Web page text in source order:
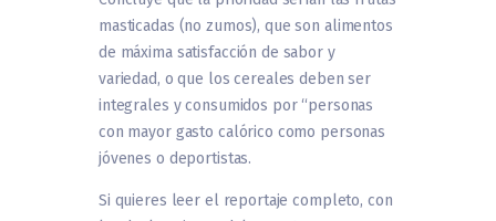
masticadas (no zumos), que son alimentos
de máxima satisfacción de sabor y
variedad, o que los cereales deben ser
integrales y consumidos por “personas
con mayor gasto calórico como personas
jóvenes o deportistas.
Si quieres leer el reportaje completo, con